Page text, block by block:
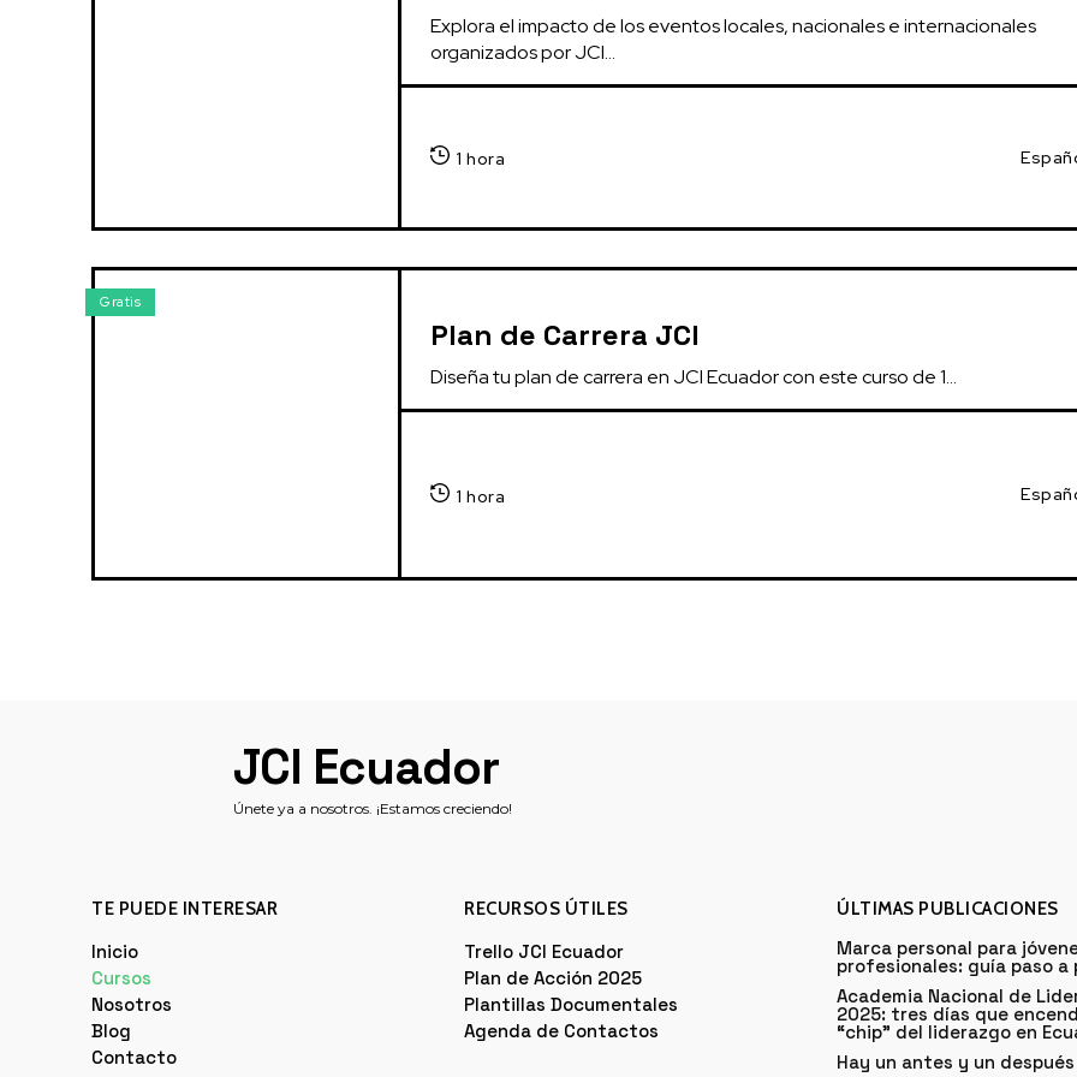
Explora el impacto de los eventos locales, nacionales e internacionales
organizados por JCI...
1 hora
Gratis
Plan de Carrera JCI
Diseña tu plan de carrera en JCI Ecuador con este curso de 1...
1 hora
JCI Ecuador
Únete ya a nosotros. ¡Estamos creciendo!
TE PUEDE INTERESAR
Inicio
Cursos
Nosotros
Blog
Contacto
RECURSOS ÚTILES
Trello JCI Ecuador
Plan de Acción 2025
Plantillas Documentales
Agenda de Contactos
ÚLTIMAS PUBLICACIONES
Marca personal para
profesionales: guía paso a
Academia Nacional de
2025: tres días que
“chip” del liderazgo en
Hay un antes y un